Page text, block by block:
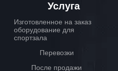
Услуга
Изготовленное на заказ
оборудование для
спортзала
Перевозки
После продажи